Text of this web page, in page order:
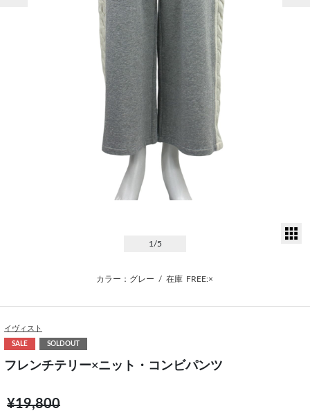
1 /5
カラー：グレー / 在庫 FREE:×
イヴィスト
SALE SOLDOUT
フレンチテリー×ニット・コンビパンツ
¥19,800